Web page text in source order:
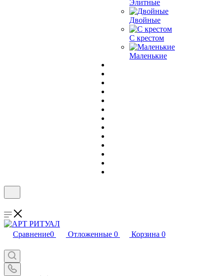
Элитные
Двойные
С крестом
Маленькие
Сравнение0 Отложенные 0 Корзина 0